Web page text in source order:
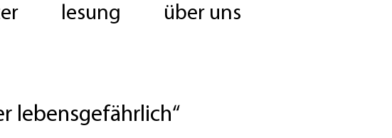
lesung über uns
lebensgefährlich“